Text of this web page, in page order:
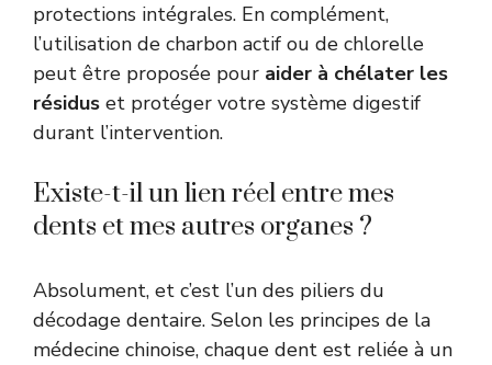
protections intégrales. En complément,
l’utilisation de charbon actif ou de chlorelle
peut être proposée pour aider à chélater les
résidus et protéger votre système digestif
durant l’intervention.
Existe-t-il un lien réel entre mes
dents et mes autres organes ?
Absolument, et c’est l’un des piliers du
décodage dentaire. Selon les principes de la
médecine chinoise, chaque dent est reliée à un